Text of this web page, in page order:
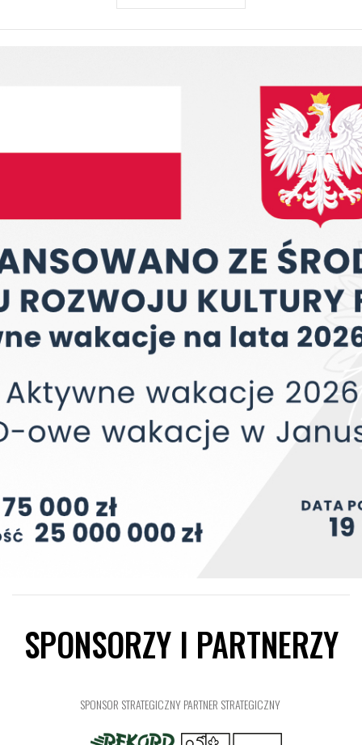
SPONSORZY I PARTNERZY
SPONSOR STRATEGICZNYPARTNER STRATEGICZNY